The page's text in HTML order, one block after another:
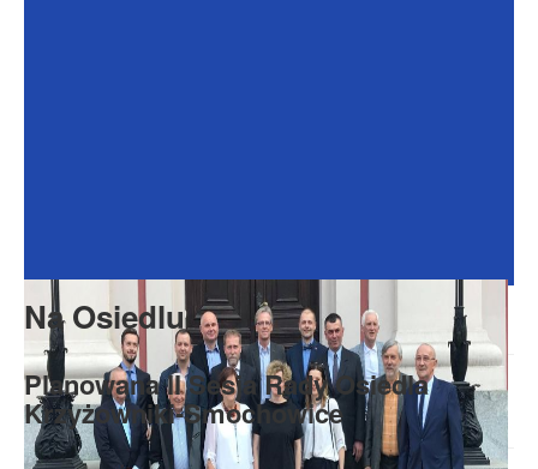
Rada Seniorów
Na Osiedlu
Planowana II Sesja Rady Osiedla
Krzyżowniki-Smochowice